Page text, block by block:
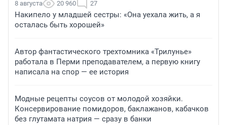
8 августа 20 960 27
Накипело у младшей сестры: «Она уехала жить, а я
осталась быть хорошей»
Автор фантастического трехтомника «Трилунье»
работала в Перми преподавателем, а первую книгу
написала на спор — ее история
Модные рецепты соусов от молодой хозяйки.
Консервирование помидоров, баклажанов, кабачков
без глутамата натрия — сразу в банки